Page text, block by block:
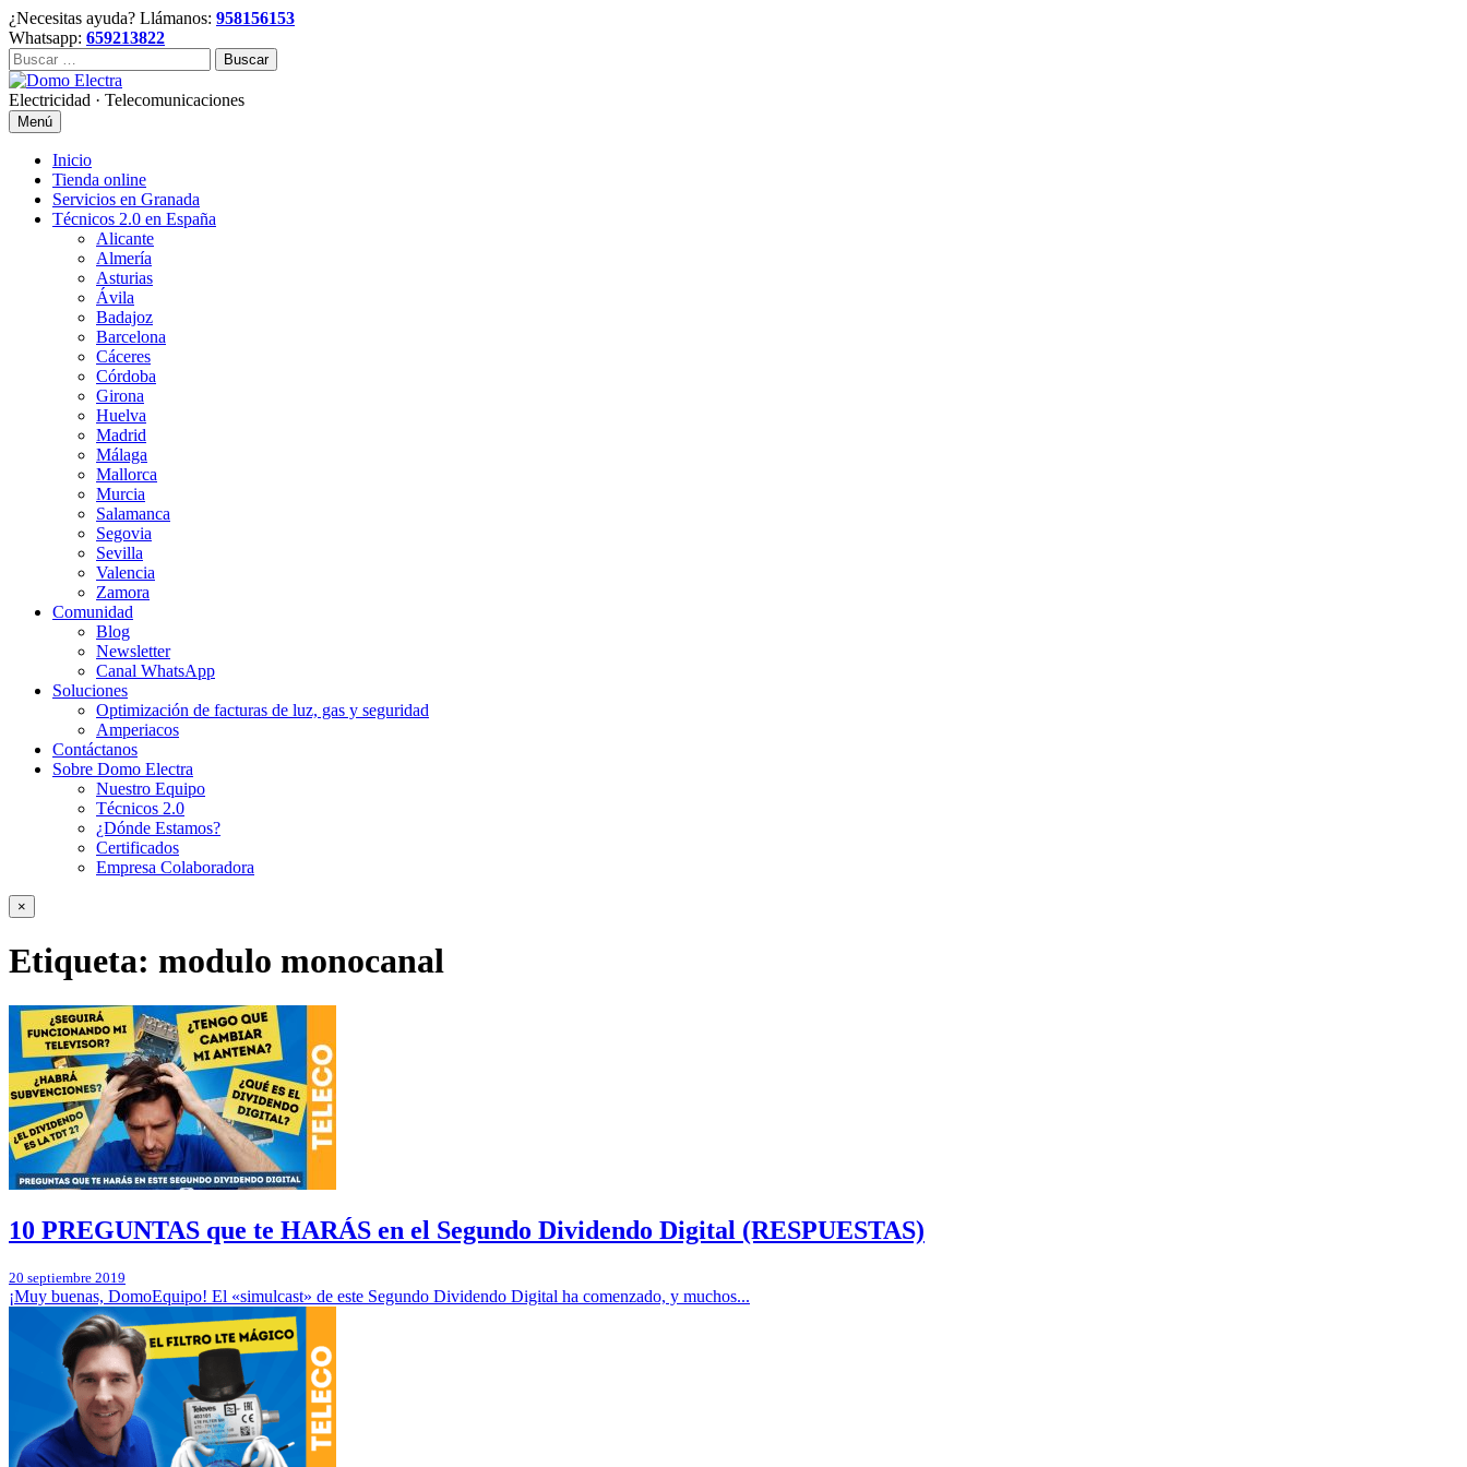
Skip
to
content
¿Necesitas ayuda? Llámanos: 958156153
Whatsapp: 659213822
Buscar:
Electricidad · Telecomunicaciones
Menú
Inicio
Tienda online
Servicios en Granada
Técnicos 2.0 en España
Alicante
Almería
Asturias
Ávila
Badajoz
Barcelona
Cáceres
Córdoba
Girona
Huelva
Madrid
Málaga
Mallorca
Murcia
Salamanca
Segovia
Sevilla
Valencia
Zamora
Comunidad
Blog
Newsletter
Canal WhatsApp
Soluciones
Optimización de facturas de luz, gas y seguridad
Amperiacos
Contáctanos
Sobre Domo Electra
Nuestro Equipo
Técnicos 2.0
¿Dónde Estamos?
Certificados
Empresa Colaboradora
×
Etiqueta: modulo monocanal
10 PREGUNTAS que te HARÁS en el Segundo Dividendo Digital (RESPUESTAS)
20 septiembre 2019
¡Muy buenas, DomoEquipo! El «simulcast» de este Segundo Dividendo Digital ha comenzado, y muchos...